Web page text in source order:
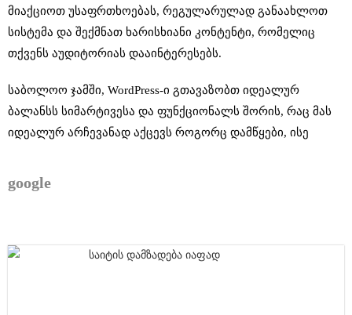
მიაქციოთ უსაფრთხოებას, რეგულარულად განაახლოთ
სისტემა და შექმნათ ხარისხიანი კონტენტი, რომელიც
თქვენს აუდიტორიას დააინტერესებს.
საბოლოო ჯამში, WordPress-ი გთავაზობთ იდეალურ
ბალანსს სიმარტივესა და ფუნქციონალს შორის, რაც მას
იდეალურ არჩევანად აქცევს როგორც დამწყები, ისე
google